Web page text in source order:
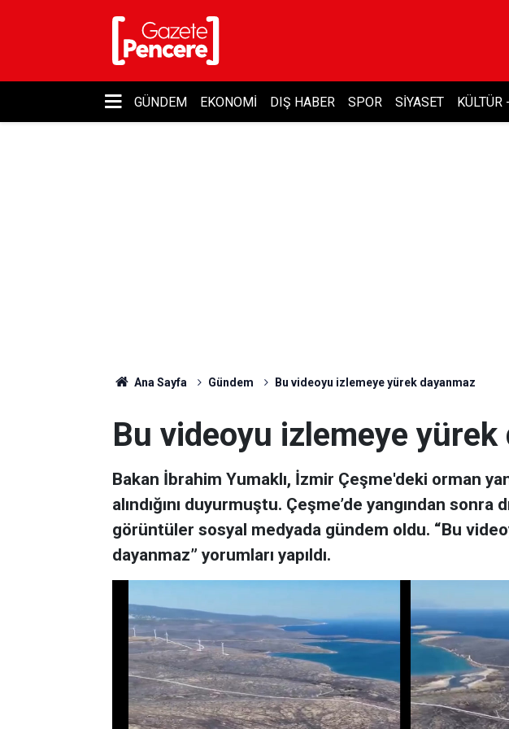
GÜNDEM EKONOMI DIŞ HABER SPOR SIYASET KÜLTÜR
Ana Sayfa Gündem Bu videoyu izlemeye yürek dayanmaz
Bu videoyu izlemeye yürek
Bakan İbrahim Yumaklı, İzmir Çeşme'deki orman
alındığını duyurmuştu. Çeşme’de yangından sonra
görüntüler sosyal medyada gündem oldu. “Bu
dayanmaz” yorumları yapıldı.